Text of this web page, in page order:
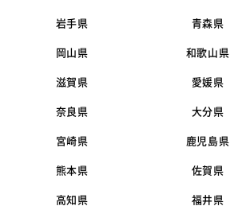
岩手県 青森県
岡山県 和歌山県
滋賀県 愛媛県
奈良県 大分県
宮崎県 鹿児島県
熊本県 佐賀県
高知県 福井県